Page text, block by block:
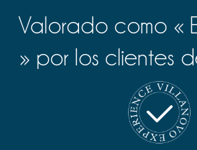
Valorado como «
» por los clientes